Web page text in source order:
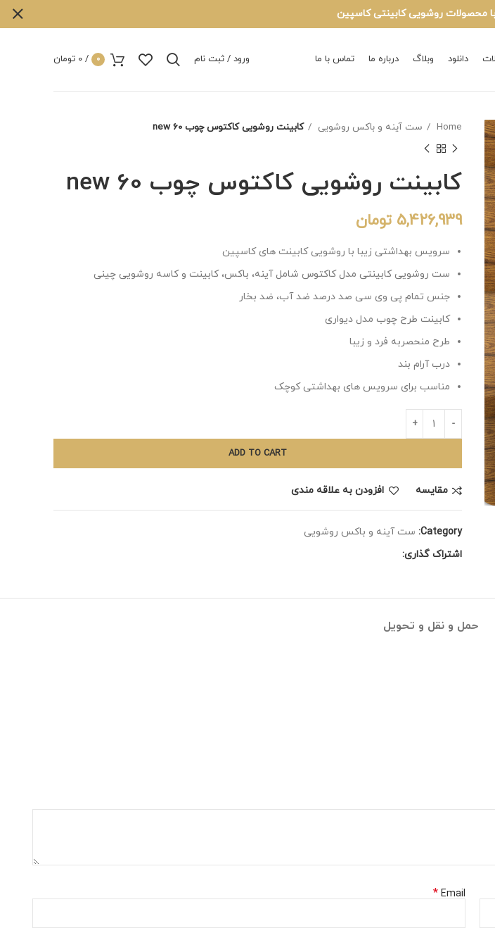
دانلود وبلاگ درباره ما تماس با ما ورود / ثبت نام 0
/
0 تومان
Home ست آینه و باکس روشویی کابینت روشویی کاکتوس چوب 60 new
کابینت روشویی کاکتوس چوب 60 new
5,426,939 تومان
سرویس بهداشتی زیبا با روشویی کابینت های کاسپین
ست روشویی کابینتی مدل کاکتوس شامل آینه، باکس، کابینت و کاسه روشویی چینی
جنس تمام پی وی سی صد درصد ضد آب، ضد بخار
کابینت طرح چوب مدل دیواری
طرح منحصربه فرد و زیبا
درب آرام بند
مناسب برای سرویس های بهداشتی کوچک
ADD TO CART
مقايسه افزودن به علاقه مندی
Category: ست آینه و باکس روشویی
اشتراک گذاری:
حمل و نقل و تحویل
Email
*
روشویی کابینتی کاسپین